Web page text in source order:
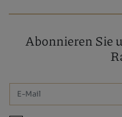
Abonnieren Sie